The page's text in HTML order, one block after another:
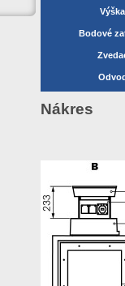
Bodové
Nákres